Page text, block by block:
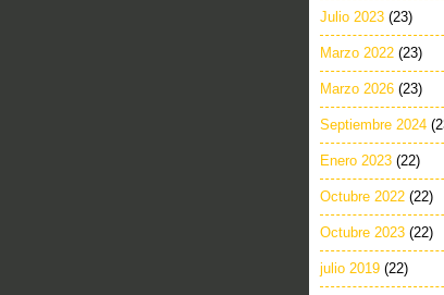
Julio 2023 (23)
Marzo 2022 (23)
Marzo 2026 (23)
Septiembre 2024
Enero 2023 (22)
Octubre 2022 (22)
Octubre 2023 (22)
julio 2019 (22)